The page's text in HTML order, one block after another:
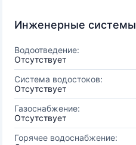
Инженерные системы
Водоотведение:
Отсутствует
Система водостоков:
Отсутствует
Газоснабжение:
Отсутствует
Горячее водоснабжение: